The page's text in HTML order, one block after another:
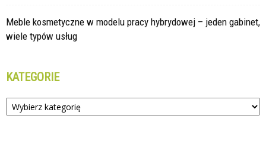
Meble kosmetyczne w modelu pracy hybrydowej – jeden gabinet,
wiele typów usług
KATEGORIE
Kategorie